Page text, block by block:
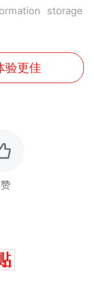
storage
验更佳